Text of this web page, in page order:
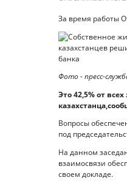
За время работы
Фото - пресс-
Это 42,5% от
Вопросы
под
На данном
взаимосвязи
своем докладе.